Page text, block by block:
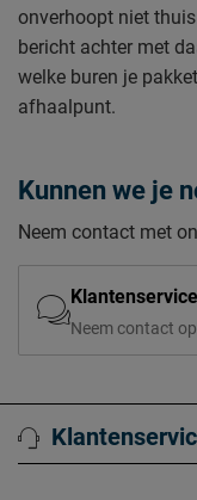
onverhoopt niet
bericht achter met
welke buren je
afhaalpunt.
Kunnen we je
Neem contact met
Klantenservice
Neem contact